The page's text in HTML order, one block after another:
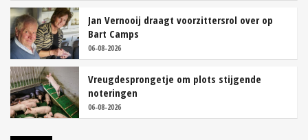
Jan Vernooij draagt voorzittersrol over op
Bart Camps
06-08-2026
Vreugdesprongetje om plots stijgende
noteringen
06-08-2026